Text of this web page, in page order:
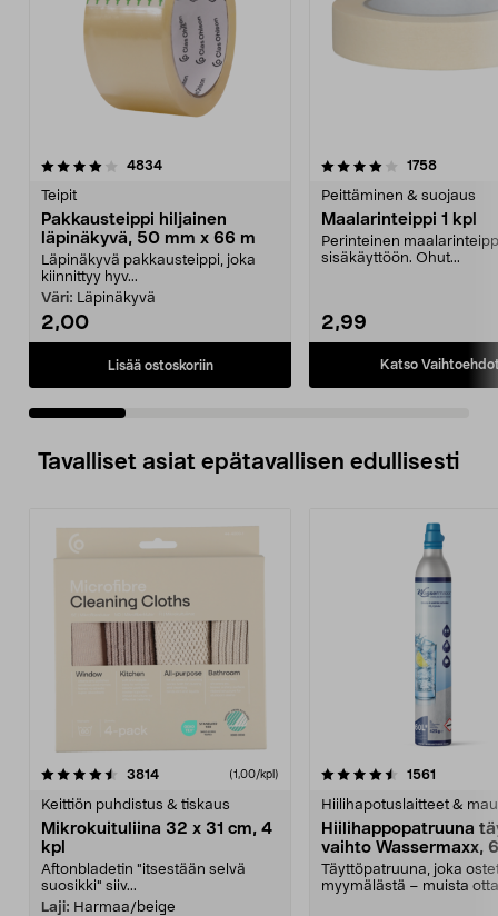
4834arvostelut
Teipit
Pakkausteippi hiljainen
läpinäkyvä, 50 mm x 66 m
Läpinäkyvä pakkausteippi, joka
kiinnittyy hyv...
Väri: Läpinäkyvä
2,00
Lisää ostoskoriin
4.0 viidestä
1758
Peittäminen & suojaus
Maalarinteippi 1 kpl
Perinteinen
sisäkäyttöön. Ohut...
2,99
Katso
3.5 viidestä
Tavalliset asiat epätavallisen edullisesti
3814arvostelut (1,00/kpl)
Keittiön puhdistus & tiskaus
Mikrokuituliina 32 x 31 cm, 4
kpl
Aftonbladetin "itsestään selvä
suosikki" siiv...
Laji: Harmaa/beige
4.5viidestä
1561
Hiilihapotuslaitteet &
Hiilihappopatruuna
vaihto Wassermaxx,
Täyttöpatruuna, joka
myymälästä – muista
4.5viidestä